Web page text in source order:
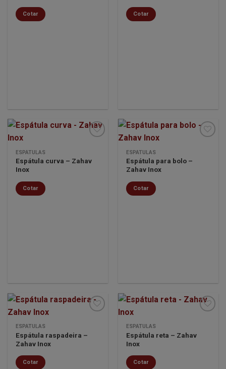
Cotar Cotar
Minha
ESPÁTULAS
Espátula curva – Zahav
Inox
Cotar
Minha
ESPÁTULAS
Espátula para bolo –
Zahav Inox
Cotar
Minha
ESPÁTULAS
Espátula raspadeira –
Zahav Inox
Cotar
Minha
ESPÁTULAS
Espátula reta – Zahav
Inox
Cotar